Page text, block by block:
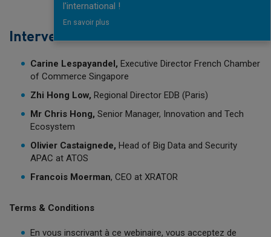
Intervenants
Carine Lespayandel, Executive Director French Chamber
of Commerce Singapore
Zhi Hong Low, Regional Director EDB (Paris)
Mr Chris Hong, Senior Manager, Innovation and Tech
Ecosystem
Olivier Castaignede, Head of Big Data and Security
APAC at ATOS
Francois Moerman, CEO at XRATOR
Terms & Conditions
En vous inscrivant à ce webinaire, vous acceptez de
l'international !
En savoir plus